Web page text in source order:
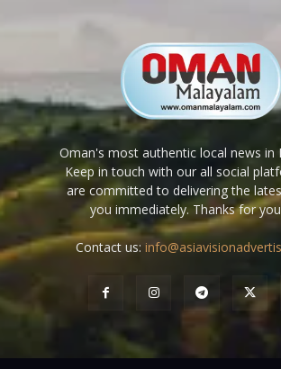
Oman's most authentic local news in
Keep in touch with our all social
are committed to delivering the
you immediately. Thanks for
Contact us: